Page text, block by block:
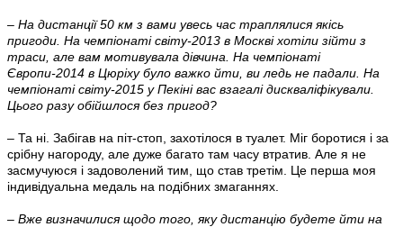
– На дистанції 50 км з вами увесь час траплялися якісь
пригоди. На чемпіонаті світу-2013 в Москві хотіли зійти з
траси, але вам мотивувала дівчина. На чемпіонаті
Європи-2014 в Цюріху було важко йти, ви ледь не падали. На
чемпіонаті світу-2015 у Пекіні вас взагалі дискваліфікували.
Цього разу обійшлося без пригод?
– Та ні. Забігав на піт-стоп, захотілося в туалет. Міг боротися і за
срібну нагороду, але дуже багато там часу втратив. Але я не
засмучуюся і задоволений тим, що став третім. Це перша моя
індивідуальна медаль на подібних змаганнях.
– Вже визначилися щодо того, яку дистанцію будете йти на